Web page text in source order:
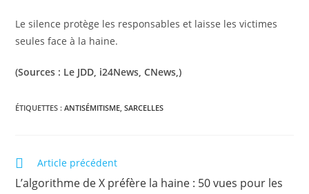
Le silence protège les responsables et laisse les victimes
seules face à la haine.
(Sources : Le JDD, i24News, CNews,)
ÉTIQUETTES :ANTISÉMITISME, SARCELLES
Article précédent
L’algorithme de X préfère la haine : 50 vues pour les